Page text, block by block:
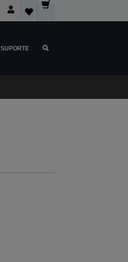
SUPORTE